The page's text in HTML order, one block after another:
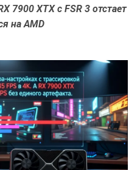
7900 XTX с FSR 3 отстает
на AMD